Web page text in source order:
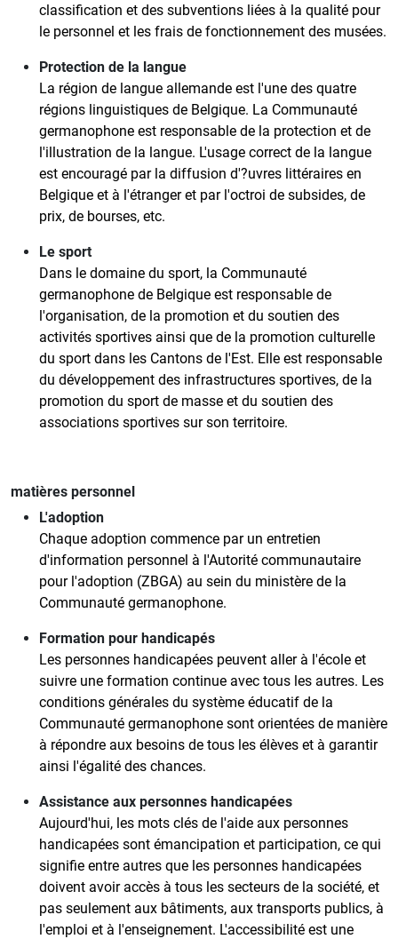
classification et des subventions liées à la qualité pour
le personnel et les frais de fonctionnement des musées.
Protection de la langue
La région de langue allemande est l'une des quatre
régions linguistiques de Belgique. La Communauté
germanophone est responsable de la protection et de
l'illustration de la langue. L'usage correct de la langue
est encouragé par la diffusion d'?uvres littéraires en
Belgique et à l'étranger et par l'octroi de subsides, de
prix, de bourses, etc.
Le sport
Dans le domaine du sport, la Communauté
germanophone de Belgique est responsable de
l'organisation, de la promotion et du soutien des
activités sportives ainsi que de la promotion culturelle
du sport dans les Cantons de l'Est. Elle est responsable
du développement des infrastructures sportives, de la
promotion du sport de masse et du soutien des
associations sportives sur son territoire.
matières personnel
L'adoption
Chaque adoption commence par un entretien
d'information personnel à l'Autorité communautaire
pour l'adoption (ZBGA) au sein du ministère de la
Communauté germanophone.
Formation pour handicapés
Les personnes handicapées peuvent aller à l'école et
suivre une formation continue avec tous les autres. Les
conditions générales du système éducatif de la
Communauté germanophone sont orientées de manière
à répondre aux besoins de tous les élèves et à garantir
ainsi l'égalité des chances.
Assistance aux personnes handicapées
Aujourd'hui, les mots clés de l'aide aux personnes
handicapées sont émancipation et participation, ce qui
signifie entre autres que les personnes handicapées
doivent avoir accès à tous les secteurs de la société, et
pas seulement aux bâtiments, aux transports publics, à
l'emploi et à l'enseignement. L'accessibilité est une